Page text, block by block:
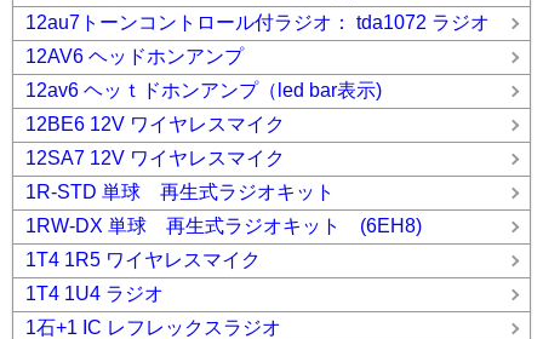
12au7トーンコントロール付ラジオ： tda1072 ラジオ
12AV6 ヘッドホンアンプ
12av6 ヘッｔドホンアンプ（led bar表示)
12BE6 12V ワイヤレスマイク
12SA7 12V ワイヤレスマイク
1R-STD 単球 再生式ラジオキット
1RW-DX 単球 再生式ラジオキット (6EH8)
1T4 1R5 ワイヤレスマイク
1T4 1U4 ラジオ
1石+1 IC レフレックスラジオ